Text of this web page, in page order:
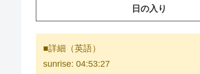
日の入り
■詳細（英語）
sunrise: 04:53:27